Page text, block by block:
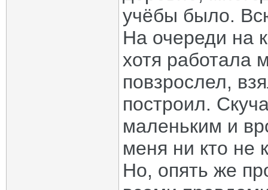
учёбы было.
На очереди на
хотя работала
повзрослел,
построил.
маленьким и
меня ни кто не
Но, опять же